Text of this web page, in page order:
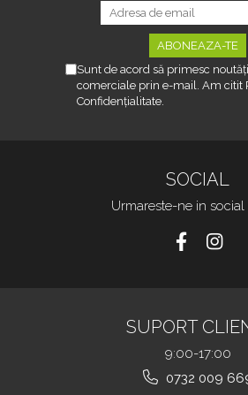
Sunt de acord să primesc
comerciale prin e-mail. Am citit
Confidențialitate.
SOCIAL
Urmareste-ne in social
SUPORT
9:00-17:00
0732 009